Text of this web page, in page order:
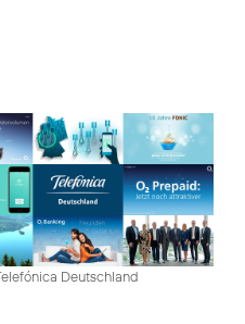
Deutschland